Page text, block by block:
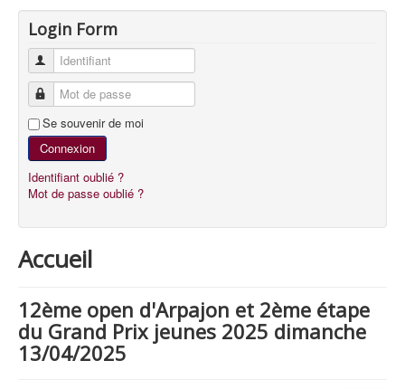
Login Form
Identifiant
Mot de passe
Se souvenir de moi
Connexion
Identifiant oublié ?
Mot de passe oublié ?
Accueil
12ème open d'Arpajon et 2ème étape
du Grand Prix jeunes 2025 dimanche
13/04/2025